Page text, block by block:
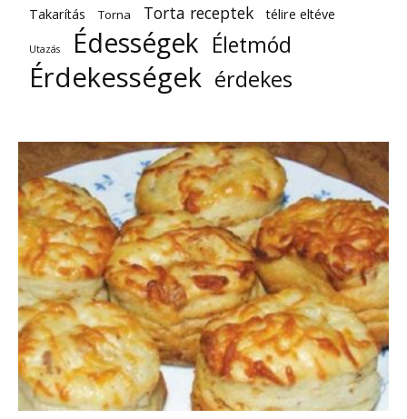
Takarítás Torna Torta receptek télire eltéve
Utazás Édességek Életmód
Érdekességek érdekes